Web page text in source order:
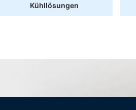
Kühllösungen